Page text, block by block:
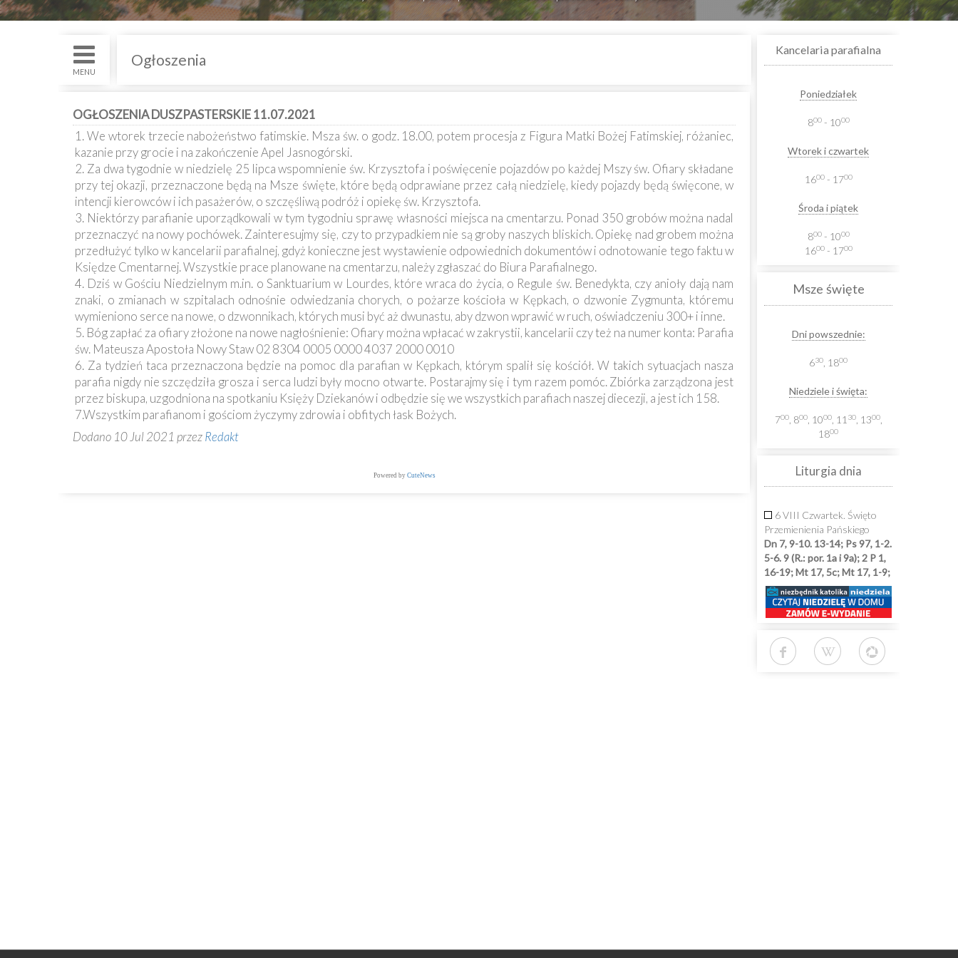
św.
i
Duszpasterze
Małoletnich
MENU
Ogłoszenia
OGŁOSZENIA DUSZPASTERSKIE 11.07.2021
1. We wtorek trzecie nabożeństwo fatimskie. Msza św. o godz. 18.00, potem procesja z Figura Matki Bożej Fatimskiej, różaniec,
kazanie przy grocie i na zakończenie Apel Jasnogórski.
2. Za dwa tygodnie w niedzielę 25 lipca wspomnienie św. Krzysztofa i poświęcenie pojazdów po każdej Mszy św. Ofiary składane
przy tej okazji, przeznaczone będą na Msze święte, które będą odprawiane przez całą niedzielę, kiedy pojazdy będą święcone, w
intencji kierowców i ich pasażerów, o szczęśliwą podróż i opiekę św. Krzysztofa.
3. Niektórzy parafianie uporządkowali w tym tygodniu sprawę własności miejsca na cmentarzu. Ponad 350 grobów można nadal
przeznaczyć na nowy pochówek. Zainteresujmy się, czy to przypadkiem nie są groby naszych bliskich. Opiekę nad grobem można
przedłużyć tylko w kancelarii parafialnej, gdyż konieczne jest wystawienie odpowiednich dokumentów i odnotowanie tego faktu w
Księdze Cmentarnej. Wszystkie prace planowane na cmentarzu, należy zgłaszać do Biura Parafialnego.
4. Dziś w Gościu Niedzielnym m.in. o Sanktuarium w Lourdes, które wraca do życia, o Regule św. Benedykta, czy anioły dają nam
znaki, o zmianach w szpitalach odnośnie odwiedzania chorych, o pożarze kościoła w Kępkach, o dzwonie Zygmunta, któremu
wymieniono serce na nowe, o dzwonnikach, których musi być aż dwunastu, aby dzwon wprawić w ruch, oświadczeniu 300+ i inne.
5. Bóg zapłać za ofiary złożone na nowe nagłośnienie: Ofiary można wpłacać w zakrystii, kancelarii czy też na numer konta: Parafia
św. Mateusza Apostoła Nowy Staw 02 8304 0005 0000 4037 2000 0010
6. Za tydzień taca przeznaczona będzie na pomoc dla parafian w Kępkach, którym spalił się kościół. W takich sytuacjach nasza
parafia nigdy nie szczędziła grosza i serca ludzi były mocno otwarte. Postarajmy się i tym razem pomóc. Zbiórka zarządzona jest
przez biskupa, uzgodniona na spotkaniu Księży Dziekanów i odbędzie się we wszystkich parafiach naszej diecezji, a jest ich 158.
7.Wszystkim parafianom i gościom życzymy zdrowia i obfitych łask Bożych.
Dodano 10 Jul 2021 przezRedakt
Powered by CuteNews
Kancelaria parafialna
Poniedziałek
800- 1000
Wtorek i czwartek
1600- 1700
Środa i piątek
800- 1000
1600- 1700
Msze święte
Dni powszednie:
630 , 1800
Niedziele i święta:
700, 800, 1000, 11 30, 1300,
1800
Liturgia dnia
6 VIII Czwartek. Święto
Przemienienia Pańskiego
Dn 7, 9-10. 13-14; Ps 97, 1-2.
5-6. 9 (R.: por. 1a i 9a); 2 P 1,
16-19; Mt 17, 5c; Mt 17, 1-9;